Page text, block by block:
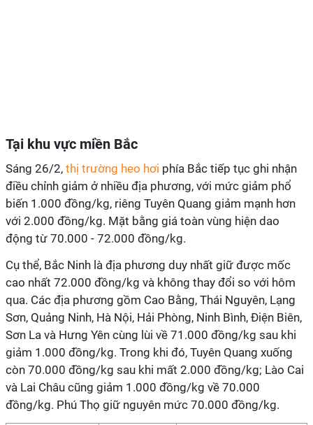
Tại khu vực miền Bắc
Sáng 26/2, thị trường heo hơi phía Bắc tiếp tục ghi nhận
điều chỉnh giảm ở nhiều địa phương, với mức giảm phổ
biến 1.000 đồng/kg, riêng Tuyên Quang giảm mạnh hơn
với 2.000 đồng/kg. Mặt bằng giá toàn vùng hiện dao
động từ 70.000 - 72.000 đồng/kg.
Cụ thể, Bắc Ninh là địa phương duy nhất giữ được mốc
cao nhất 72.000 đồng/kg và không thay đổi so với hôm
qua. Các địa phương gồm Cao Bằng, Thái Nguyên, Lạng
Sơn, Quảng Ninh, Hà Nội, Hải Phòng, Ninh Bình, Điện Biên,
Sơn La và Hưng Yên cùng lùi về 71.000 đồng/kg sau khi
giảm 1.000 đồng/kg. Trong khi đó, Tuyên Quang xuống
còn 70.000 đồng/kg sau khi mất 2.000 đồng/kg; Lào Cai
và Lai Châu cũng giảm 1.000 đồng/kg về 70.000
đồng/kg. Phú Thọ giữ nguyên mức 70.000 đồng/kg.